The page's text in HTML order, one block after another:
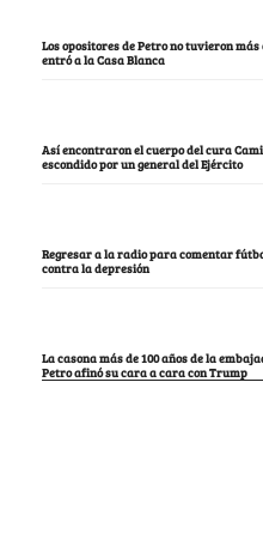
Los opositores de Petro no tuvieron
entró a la Casa Blanca
Así encontraron el cuerpo del cura
escondido por un general del Ejército
Regresar a la radio para comentar
contra la depresión
La casona más de 100 años de la
Petro afinó su cara a cara con Trump